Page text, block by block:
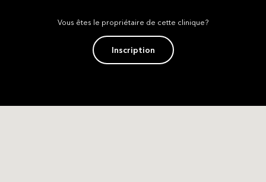
Vous êtes le propriétaire de cette clinique?
Inscription